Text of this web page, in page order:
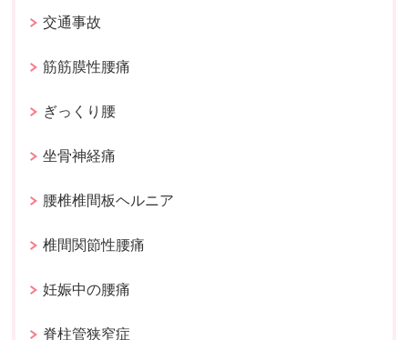
交通事故
筋筋膜性腰痛
ぎっくり腰
坐骨神経痛
腰椎椎間板ヘルニア
椎間関節性腰痛
妊娠中の腰痛
脊柱管狭窄症